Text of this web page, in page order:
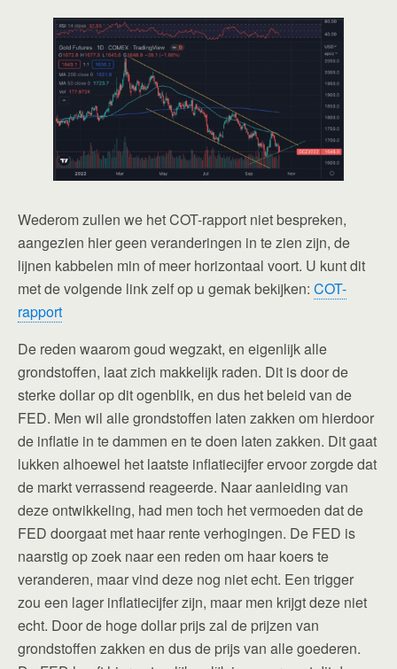
Wederom zullen we het COT-rapport niet bespreken,
aangezien hier geen veranderingen in te zien zijn, de
lijnen kabbelen min of meer horizontaal voort. U kunt dit
met de volgende link zelf op u gemak bekijken: COT-
rapport
De reden waarom goud wegzakt, en eigenlijk alle
grondstoffen, laat zich makkelijk raden. Dit is door de
sterke dollar op dit ogenblik, en dus het beleid van de
FED. Men wil alle grondstoffen laten zakken om hierdoor
de inflatie in te dammen en te doen laten zakken. Dit gaat
lukken alhoewel het laatste inflatiecijfer ervoor zorgde dat
de markt verrassend reageerde. Naar aanleiding van
deze ontwikkeling, had men toch het vermoeden dat de
FED doorgaat met haar rente verhogingen. De FED is
naarstig op zoek naar een reden om haar koers te
veranderen, maar vind deze nog niet echt. Een trigger
zou een lager inflatiecijfer zijn, maar men krijgt deze niet
echt. Door de hoge dollar prijs zal de prijzen van
grondstoffen zakken en dus de prijs van alle goederen.